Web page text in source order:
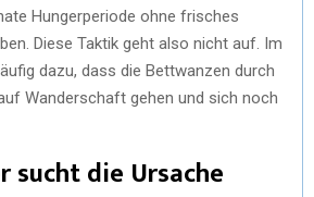
Hungerperiode ohne frisches
Diese Taktik geht also nicht auf. Im
dazu, dass die Bettwanzen durch
Wanderschaft gehen und sich noch
sucht die Ursache